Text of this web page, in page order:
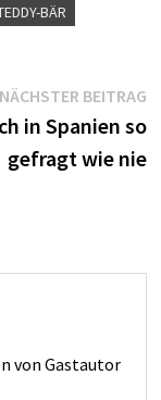
BÄR
NÄCHSTER BEITRAG
in Spanien so
gefragt wie nie
von Gastautor